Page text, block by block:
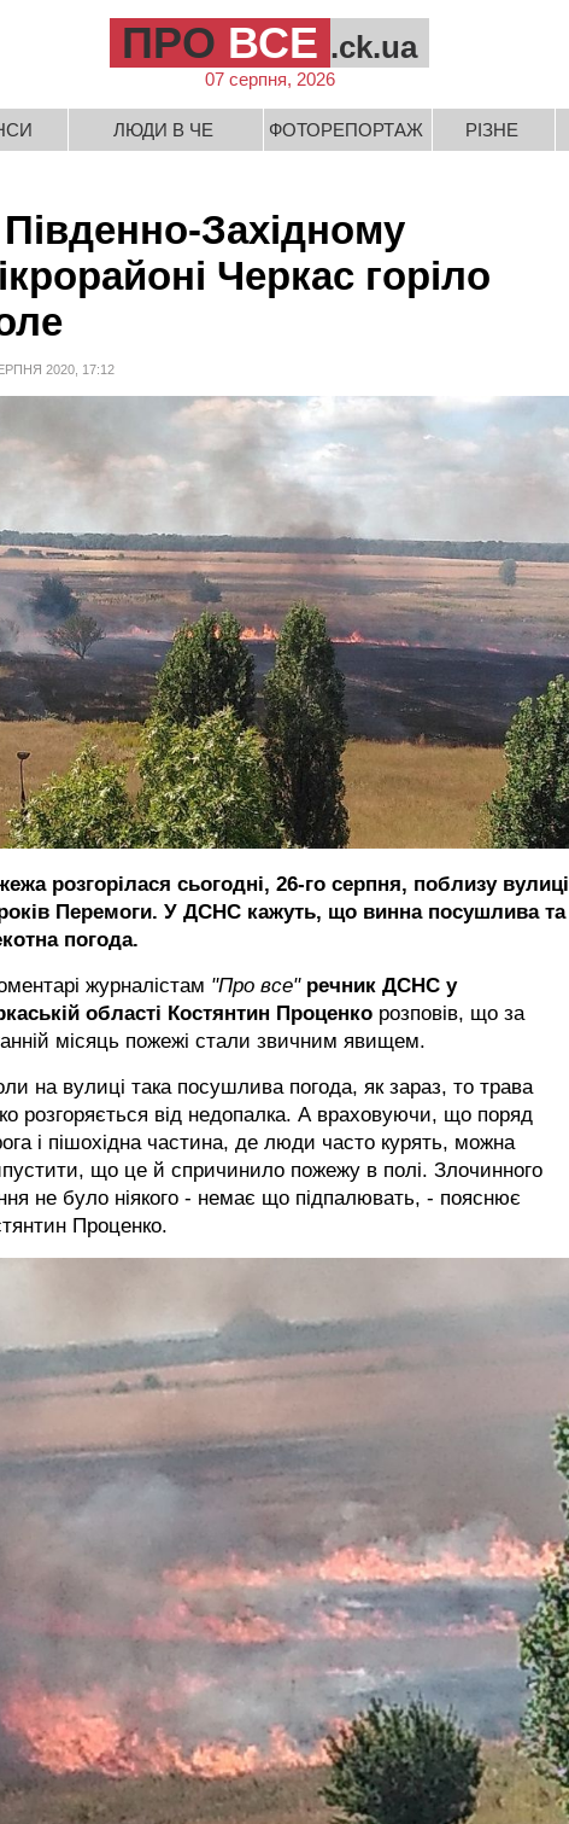
ПРО ВСЕ .ck.ua
07 серпня, 2026
ЛЮДИ В ЧЕ ФОТОРЕПОРТАЖ РІЗНЕ
Західному
Черкас горіло
2020, 17:12
розгорілася сьогодні, 26-го серпня, поблизу вулиці
Перемоги. У ДСНС кажуть, що винна посушлива та
погода.
журналістам "Про все" речник ДСНС у
області Костянтин Проценко розповів, що за
місяць пожежі стали звичним явищем.
на вулиці така посушлива погода, як зараз, то трава
розгоряється від недопалка. А враховуючи, що поряд
і пішохідна частина, де люди часто курять, можна
що це й спричинило пожежу в полі. Злочинного
не було ніякого - немає що підпалювать, - пояснює
Проценко.